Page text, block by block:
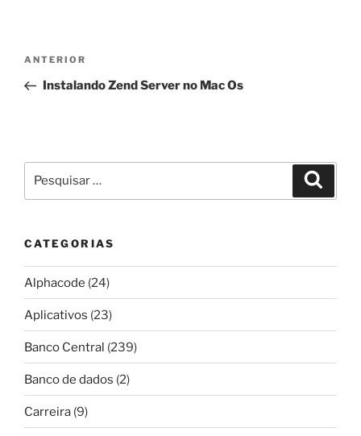
Navegação
Post
Post
anterior
ANTERIOR
Instalando Zend Server no Mac Os
por:
CATEGORIAS
Alphacode (24)
Aplicativos (23)
Banco Central (239)
Banco de dados (2)
Carreira (9)